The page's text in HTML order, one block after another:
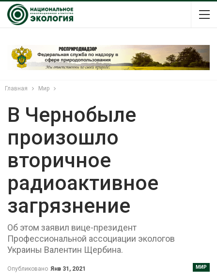
Главная Мир
В Чернобыле
произошло
вторичное
радиоактивное
загрязнение
Об этом заявил вице-президент
Профессиональной ассоциации экологов
Украины Валентин Щербина.
МИР
Опубликовано Янв 31, 2021